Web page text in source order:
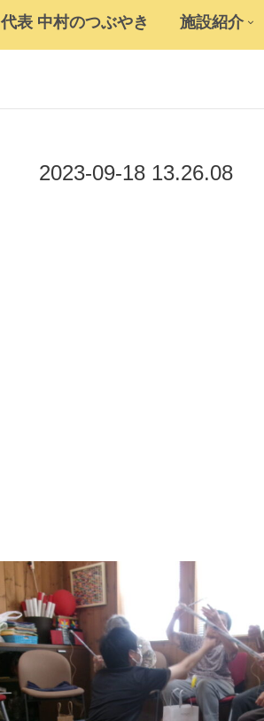
代表 中村のつぶやき 施設紹介
2023-09-18 13.26.08